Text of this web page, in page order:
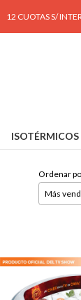
S/ INTERÉS
ISOTÉRMICOS
Ordenar